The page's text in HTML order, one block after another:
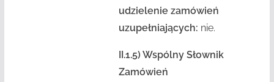
udzielenie zamówień
uzupełniających: nie.
II.1.5) Wspólny Słownik
Zamówień